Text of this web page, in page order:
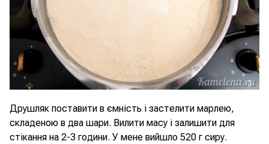
Друшляк поставити в ємність і застелити марлею,
складеною в два шари. Вилити масу і залишити для
стікання на 2-3 години. У мене вийшло 520 г сиру.